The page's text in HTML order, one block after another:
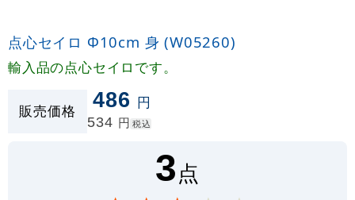
点心セイロ Φ10cm 身 (W05260)
輸入品の点心セイロです。
販売価格 486 円
534 円 税込
3点